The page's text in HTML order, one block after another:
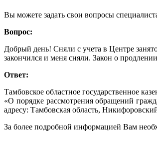
Вы можете задать свои вопросы
Вопрос:
Добрый день! Сняли с учета в Центре
закончился и меня сняли. Закон о
Ответ:
Тамбовское областное государственное
«О порядке рассмотрения обращений
адресу: Тамбовская область,
За более подробной информацией Вам